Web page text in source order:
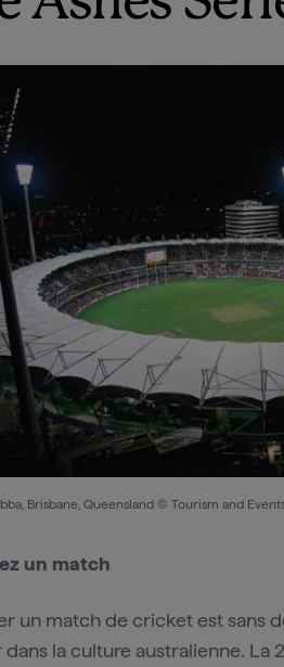
Brisbane, Queensland © Tourism and
un match
un match de cricket est sans
la culture australienne. La